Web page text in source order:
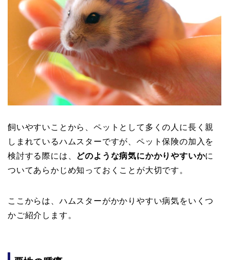
飼いやすいことから、ペットとして多くの人に長く親
しまれているハムスターですが、ペット保険の加入を
検討する際には、 どのような病気にかかりやすいかに
ついてあらかじめ知っておくことが大切です。
ここからは、ハムスターがかかりやすい病気をいくつ
かご紹介します。